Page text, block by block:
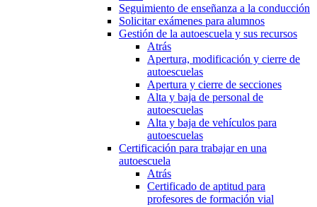
Seguimiento de enseñanza a la conducción
Solicitar exámenes para alumnos
Gestión de la autoescuela y sus recursos
Atrás
Apertura, modificación y cierre de
autoescuelas
Apertura y cierre de secciones
Alta y baja de personal de
autoescuelas
Alta y baja de vehículos para
autoescuelas
Certificación para trabajar en una
autoescuela
Atrás
Certificado de aptitud para
profesores de formación vial